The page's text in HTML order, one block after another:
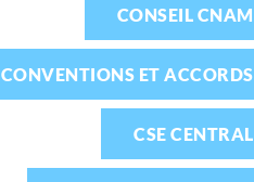
CONSEIL CNAM
CONVENTIONS ET ACCORDS
CSE CENTRAL